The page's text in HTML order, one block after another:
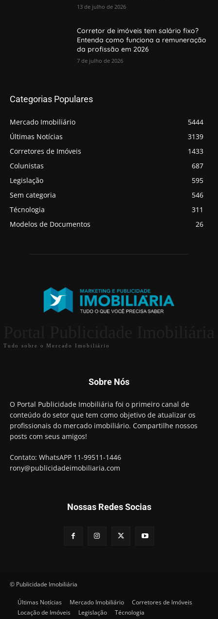
13 de julho de 2026
Corretor de imóveis tem salário fixo?
Entenda como funciona a remuneração
da profissão em 2026
7 de julho de 2026
Categorias Populares
Mercado Imobiliário
5444
Últimas Notícias
3139
Corretores de Imóveis
1433
Colunistas
687
Legislação
595
Sem categoria
546
Técnologia
311
Modelos de Documentos
26
Tudo sobre o Mercado Imobiliário
Sobre Nós
O Portal Publicidade Imobiliária foi o primeiro canal de
conteúdo do setor que tem como objetivo de atualizar os
profissionais do mercado imobiliário. Compartilhe nossos
posts com seus amigos!
Contato: WhatsAPP 11-99511-1446
rony@publicidadeimobiliaria.com
Nossas Redes Socias
© Publicidade Imobiliária
Últimas Notícias Mercado Imobiliário
Corretores de Imóveis
Locação de Imóveis
Legislação Técnologia